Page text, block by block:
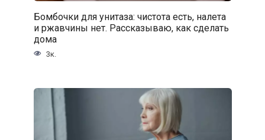
Бомбочки для унитаза: чистота есть, налета
и ржавчины нет. Рассказываю, как сделать
дома
3к.